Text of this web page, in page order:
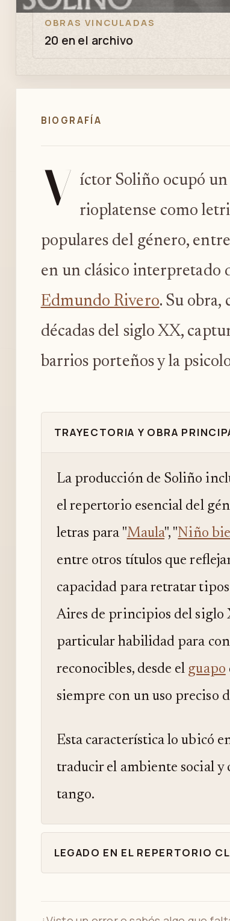
OBRAS VINCULADAS
20 en el archivo
BIOGRAFÍA
V íctor Soliño ocupó
rioplatense como
populares del género,
en un clásico interpretado
Edmundo Rivero. Su obra,
décadas del siglo XX,
barrios porteños y la
TRAYECTORIA Y OBRA
La producción de Soliño
el repertorio esencial del
letras para "Maula", "Niño
entre otros títulos que
capacidad para retratar
Aires de principios del siglo
particular habilidad para
reconocibles, desde el guapo
siempre con un uso preciso
Esta característica lo ubicó
traducir el ambiente social y
tango.
LEGADO EN EL REPERTORIO